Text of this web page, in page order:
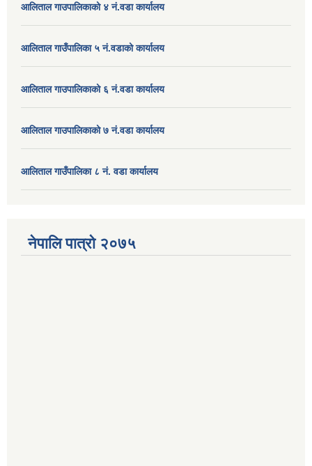
आलिताल गाउपालिकाको ४ नं.वडा कार्यालय
आलिताल गाउँपालिका ५ नं.वडाको कार्यालय
आलिताल गाउपालिकाको ६ नं.वडा कार्यालय
आलिताल गाउपालिकाको ७ नं.वडा कार्यालय
आलिताल गाउँपालिका ८ नं. वडा कार्यालय
नेपालि पात्रो २०७५